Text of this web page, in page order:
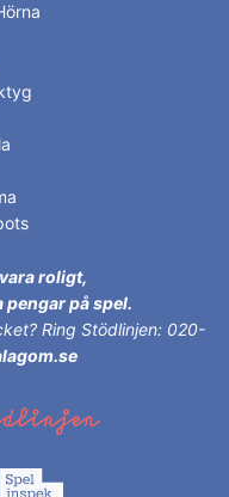
roligt,
pengar på spel.
Ring Stödlinjen: 020-